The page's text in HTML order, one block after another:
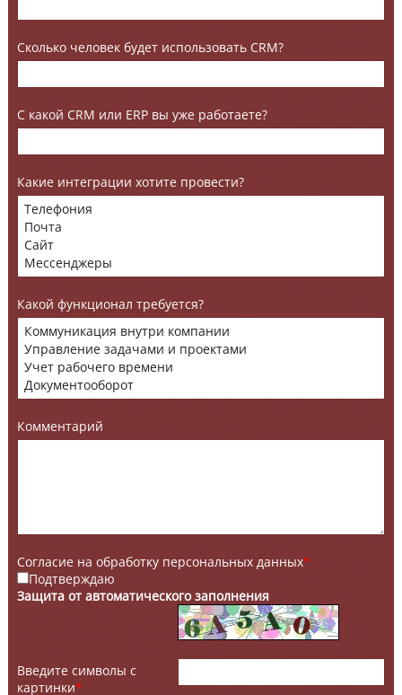
Сколько человек будет использовать CRM?
С какой CRM или ERP вы уже работаете?
Какие интеграции хотите провести?
Какой функционал требуется?
Комментарий
Согласие на обработку персональных данных*
Подтверждаю
Защита от автоматического заполнения
Введите символы с
картинки*